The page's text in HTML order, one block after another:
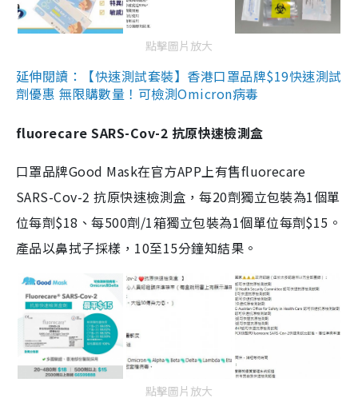
點擊圖片放大
延伸閱讀：【快速測試套裝】香港口罩品牌$19快速測試
劑優惠 無限購數量！可檢測Omicron病毒
fluorecare SARS-Cov-2 抗原快速檢測盒
口罩品牌Good Mask在官方APP上有售fluorecare
SARS-Cov-2 抗原快速檢測盒，每20劑獨立包裝為1個單
位每劑$18、每500劑/1箱獨立包裝為1個單位每劑$15。
產品以鼻拭子採樣，10至15分鐘知結果。
點擊圖片放大